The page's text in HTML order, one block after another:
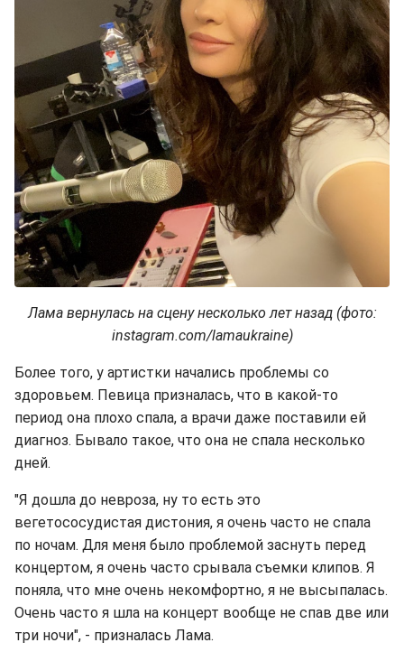
Лама вернулась на сцену несколько лет назад (фото:
instagram.com/lamaukraine)
Более того, у артистки начались проблемы со
здоровьем. Певица призналась, что в какой-то
период она плохо спала, а врачи даже поставили ей
диагноз. Бывало такое, что она не спала несколько
дней.
"Я дошла до невроза, ну то есть это
вегетососудистая дистония, я очень часто не спала
по ночам. Для меня было проблемой заснуть перед
концертом, я очень часто срывала съемки клипов. Я
поняла, что мне очень некомфортно, я не высыпалась.
Очень часто я шла на концерт вообще не спав две или
три ночи", - призналась Лама.